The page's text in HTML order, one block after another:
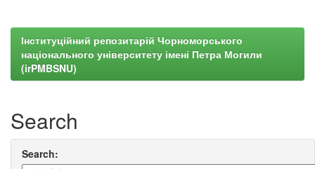
Інституційний репозитарій Чорноморського
національного університету імені Петра Могили
(irPMBSNU)
Search
Search: